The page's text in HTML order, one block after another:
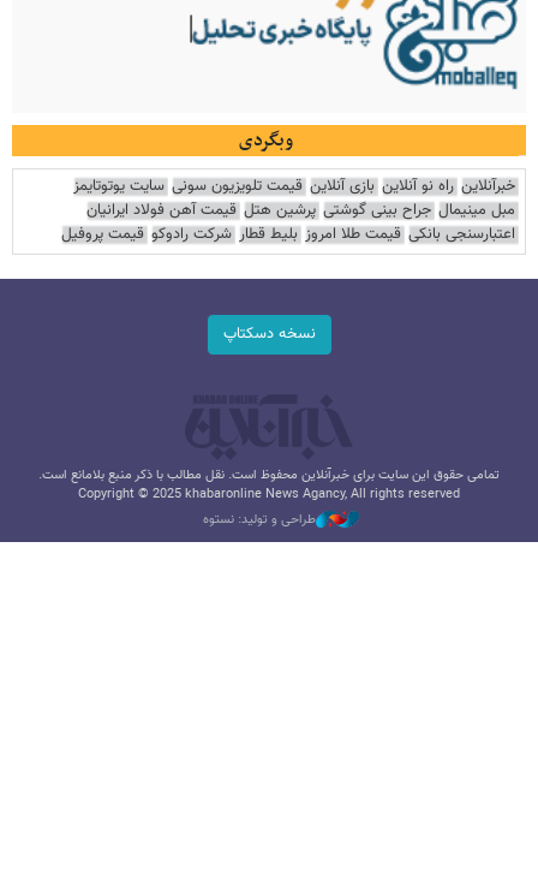
وبگردی
خبرآنلاین راه نو آنلاین بازی آنلاین قیمت تلویزیون سونی سایت یوتوتایمز
مبل مینیمال جراح بینی گوشتی پرشین هتل قیمت آهن فولاد ایرانیان
اعتبارسنجی بانکی قیمت طلا امروز بلیط قطار شرکت رادوکو قیمت پروفیل
نسخه دسکتاپ
تمامی حقوق این سایت برای خبرآنلاین محفوظ است. نقل مطالب با ذکر منبع بلامانع است.
Copyright © 2025 khabaronline News Agancy, All rights reserved
طراحی و تولید: نستوه